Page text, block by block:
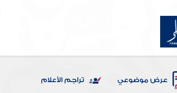
عرض موضوعي تراجم الأعلام